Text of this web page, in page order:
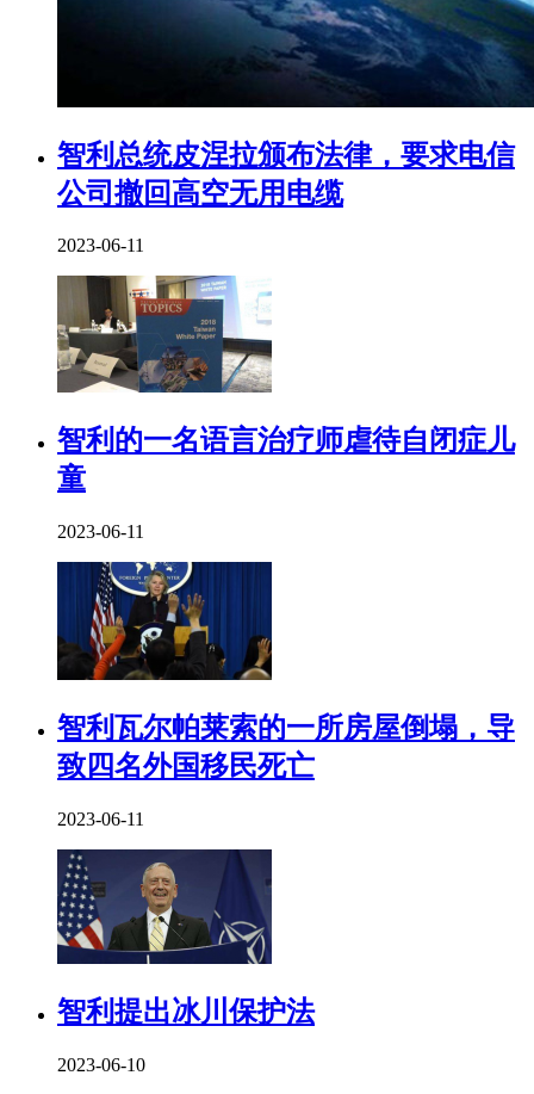
智利总统皮涅拉颁布法律，要求电信
公司撤回高空无用电缆
2023-06-11
智利的一名语言治疗师虐待自闭症儿
童
2023-06-11
智利瓦尔帕莱索的一所房屋倒塌，导
致四名外国移民死亡
2023-06-11
智利提出冰川保护法
2023-06-10